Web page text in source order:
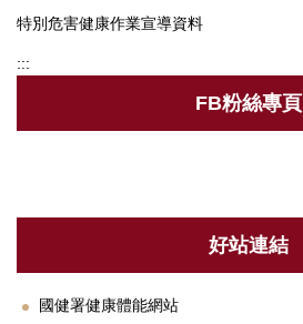
特別危害健康作業宣導資料
:::
FB粉絲專頁
好站連結
國健署健康體能網站